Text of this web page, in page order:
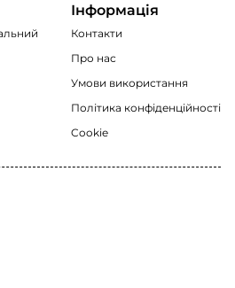
Інформація
Контакти
Про нас
Умови використання
Політика конфіденційності
Cookie